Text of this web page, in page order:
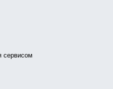
сервисом